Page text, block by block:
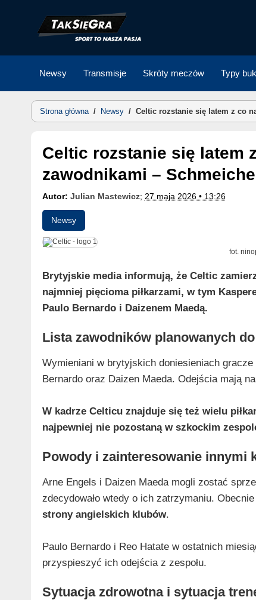
Newsy Transmisje Skróty meczów Typy
Strona główna/ Newsy / Celtic rozstanie się latem z co
Celtic rozstanie się latem z co najmniej pięcioma
zawodnikami –
Autor: Julian Mastewicz; 27 maja 2026 • 13:26
Newsy
fot.
Brytyjskie media informują, że Celtic
najmniej pięcioma piłkarzami, w tym
Paulo Bernardo i Daizenem Maedą.
Lista zawodników planowanych
Wymieniani w brytyjskich doniesieniach
Bernardo oraz Daizen Maeda. Odejścia mają
W kadrze Celticu znajduje się też wielu
najpewniej nie pozostaną w szkockim
Powody i zainteresowanie innymi
Arne Engels i Daizen Maeda mogli zostać
zdecydowało wtedy o ich zatrzymaniu. Obecnie
strony angielskich klubów.
Paulo Bernardo i Reo Hatate w ostatnich
przyspieszyć ich odejścia z zespołu.
Sytuacja zdrowotna i sytuacja